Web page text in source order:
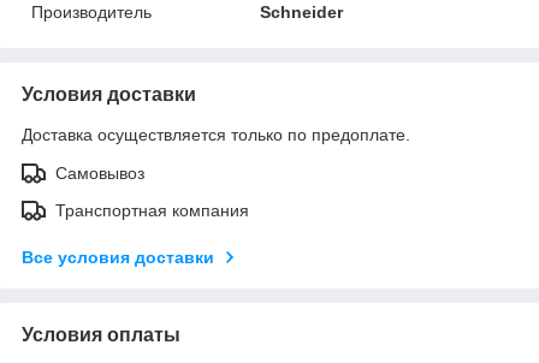
Производитель
Schneider
Условия доставки
Доставка осуществляется только по предоплате.
Самовывоз
Транспортная компания
Все условия доставки
Условия оплаты